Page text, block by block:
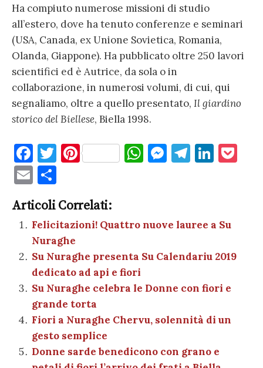
Ha compiuto numerose missioni di studio
all’estero, dove ha tenuto conferenze e seminari
(USA, Canada, ex Unione Sovietica, Romania,
Olanda, Giappone). Ha pubblicato oltre 250 lavori
scientifici ed è Autrice, da sola o in
collaborazione, in numerosi volumi, di cui, qui
segnaliamo, oltre a quello presentato, Il giardino
storico del Biellese, Biella 1998.
F
a
c
e
b
o
o
k
T
te
r
Pi
es
t
W
A
p
p
M
g
er
T
a
m
Li
dI
n
E
m
ai
l
n
di
vi
di
Articoli Correlati:
Felicitazioni! Quattro nuove lauree a Su
Nuraghe
Su Nuraghe presenta Su Calendariu 2019
dedicato ad api e fiori
Su Nuraghe celebra le Donne con fiori e
grande torta
Fiori a Nuraghe Chervu, solennità di un
gesto semplice
Donne sarde benedicono con grano e